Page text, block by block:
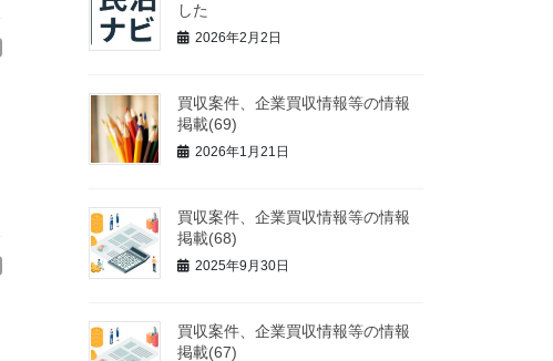
した
2026年2月2日
買収案件、企業買収情報等の情報
掲載(69)
2026年1月21日
買収案件、企業買収情報等の情報
掲載(68)
2025年9月30日
買収案件、企業買収情報等の情報
掲載(67)